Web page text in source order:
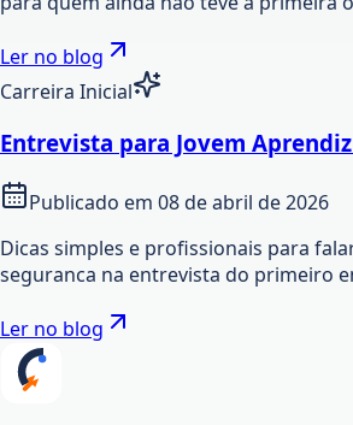
Ler no blog
Carreira Inicial
Entrevista para Jovem
Publicado em 08 de abril de 2026
Dicas simples e profissionais para
seguranca na entrevista do primeiro
Ler no blog